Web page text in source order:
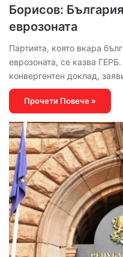
Борисов:
еврозоната
Партията, която вкара
еврозоната, се казва
конвергентен доклад,
Прочети Повече »